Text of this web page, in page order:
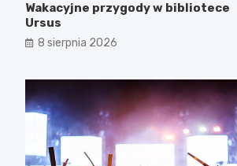
Wakacyjne przygody w bibliotece
Ursus
8 sierpnia 2026